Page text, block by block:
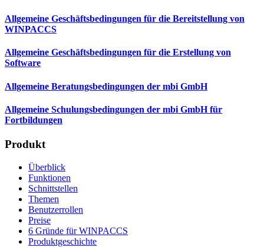
Allgemeine Geschäftsbedingungen für die Bereitstellung von
WINPACCS
Allgemeine Geschäftsbedingungen für die Erstellung von
Software
Allgemeine Beratungsbedingungen der mbi GmbH
Allgemeine Schulungsbedingungen der mbi GmbH für
Fortbildungen
Produkt
Überblick
Funktionen
Schnittstellen
Themen
Benutzerrollen
Preise
6 Gründe für WINPACCS
Produktgeschichte